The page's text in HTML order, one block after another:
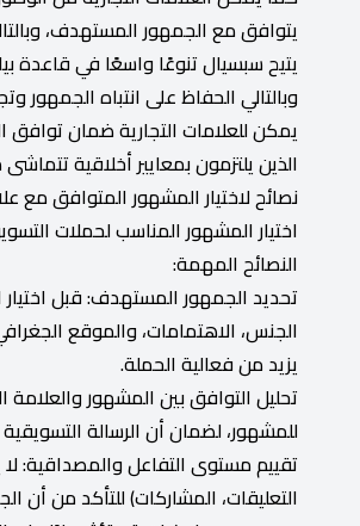
يتوافق مع الجمهور المستهدف،
يتيح سبسيال تنوعًا واسعًا في قاعدة
وبالتالي الحفاظ على انتباه الجمهور
يمكن للعلامات التجارية ضمان توافق
الذين يلتزمون بمعايير أخلاقية
نصائح لاختيار المشهور المتوافق مع
اختيار المشهور المناسب لحملات
النصائح المهمة:
تحديد الجمهور المستهدف: قبل
الجنس، الاهتمامات، والموقع
يزيد من فعالية الحملة.
تحليل التوافق بين المشهور
للمشهور، لضمان أن الرسالة
تقييم مستوى التفاعل والمصداقية:
التعليقات، المشاركات) للتأكد من